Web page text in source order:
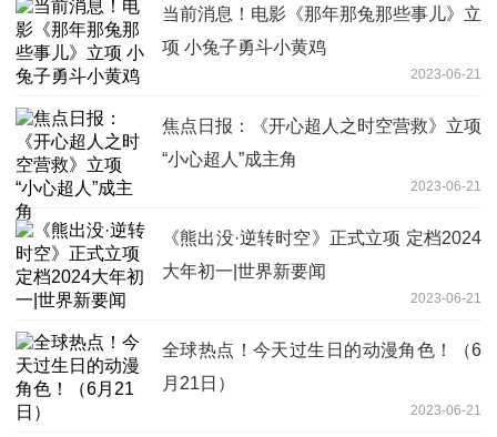
当前消息！电影《那年那兔那些事儿》立
项 小兔子勇斗小黄鸡
2023-06-21
焦点日报：《开心超人之时空营救》立项
“小心超人”成主角
2023-06-21
《熊出没·逆转时空》正式立项 定档2024
大年初一|世界新要闻
2023-06-21
全球热点！今天过生日的动漫角色！（6
月21日）
2023-06-21